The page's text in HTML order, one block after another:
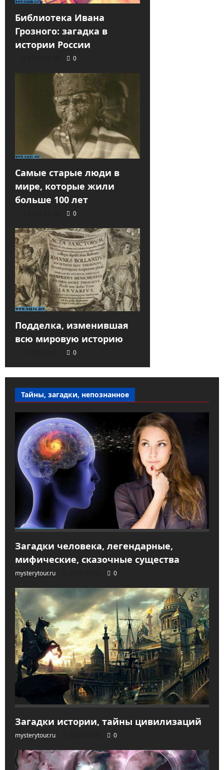
Библиотека Ивана
Грозного: загадка в
истории России
0
Самые старые люди в
мире, которые жили
больше 100 лет
0
Подделка, изменившая
всю мировую историю
0
Тайны, загадки, непознанное
Загадки человека, легендарные,
мифические, сказочные существа
mysterytour.ru 0
Загадки истории, тайны цивилизаций
mysterytour.ru 0